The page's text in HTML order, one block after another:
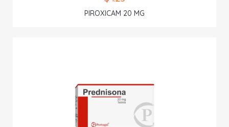
PIROXICAM 20 MG